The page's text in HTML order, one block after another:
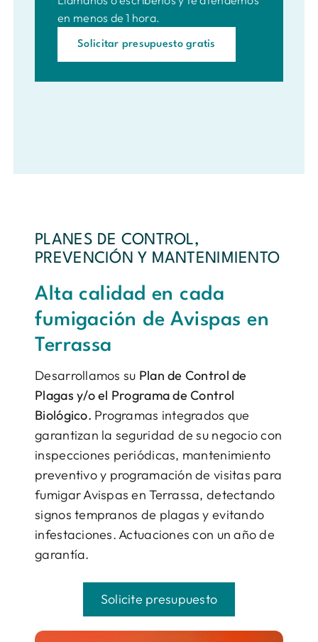
en menos de 1 hora.
Solicitar presupuesto gratis
PLANES DE CONTROL,
PREVENCIÓN Y MANTENIMIENTO
Alta calidad en cada
fumigación de Avispas en
Terrassa
Desarrollamos su Plan de Control de
Plagas y/o el Programa de Control
Biológico. Programas integrados que
garantizan la seguridad de su negocio con
inspecciones periódicas, mantenimiento
preventivo y programación de visitas para
fumigar Avispas en Terrassa, detectando
signos tempranos de plagas y evitando
infestaciones. Actuaciones con un año de
garantía.
Solicite presupuesto